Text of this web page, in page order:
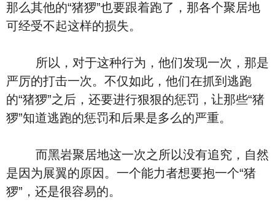
那么其他的“猪猡”也要跟着跑了，那各个聚居地
可经受不起这样的损失。
所以，对于这种行为，他们发现一次，那是
严厉的打击一次。不仅如此，他们在抓到逃跑
的“猪猡”之后，还要进行狠狠的惩罚，让那些“猪
猡”知道逃跑的惩罚和后果是多么的严重。
而黑岩聚居地这一次之所以没有追究，自然
是因为展翼的原因。一个能力者想要抱一个“猪
猡”，还是很容易的。